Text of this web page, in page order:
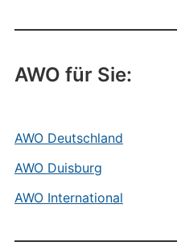
AWO für Sie:
AWO Deutschland
AWO Duisburg
AWO International